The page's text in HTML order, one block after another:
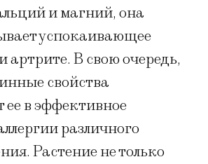
и магний, она
успокаивающее
артрите. В свою очередь,
свойства
в эффективное
различного
Растение не только